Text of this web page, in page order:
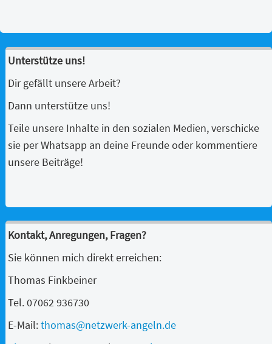
Unterstütze uns!
Dir gefällt unsere Arbeit?
Dann unterstütze uns!
Teile unsere Inhalte in den sozialen Medien, verschicke
sie per Whatsapp an deine Freunde oder kommentiere
unsere Beiträge!
Kontakt, Anregungen, Fragen?
Sie können mich direkt erreichen:
Thomas Finkbeiner
Tel. 07062 936730
E-Mail:thomas@netzwerk-angeln.de